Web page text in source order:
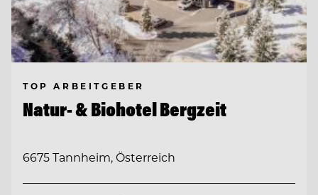
TOP ARBEITGEBER
Natur- & Biohotel Bergzeit
6675 Tannheim, Österreich